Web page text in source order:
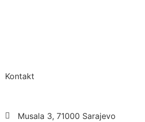
Kontakt
Musala 3, 71000 Sarajevo